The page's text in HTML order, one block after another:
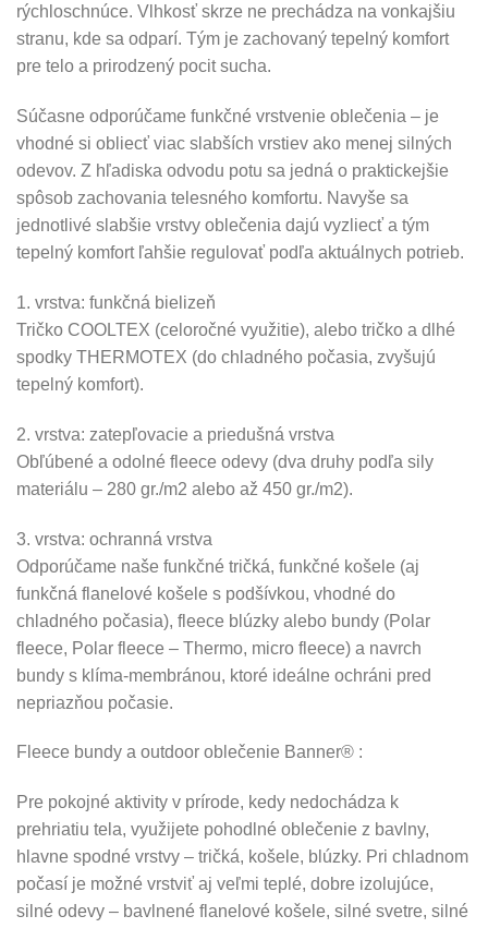
rýchloschnúce. Vlhkosť skrze ne prechádza na vonkajšiu
stranu, kde sa odparí. Tým je zachovaný tepelný komfort
pre telo a prirodzený pocit sucha.
Súčasne odporúčame funkčné vrstvenie oblečenia – je
vhodné si obliecť viac slabších vrstiev ako menej silných
odevov. Z hľadiska odvodu potu sa jedná o praktickejšie
spôsob zachovania telesného komfortu. Navyše sa
jednotlivé slabšie vrstvy oblečenia dajú vyzliecť a tým
tepelný komfort ľahšie regulovať podľa aktuálnych potrieb.
1. vrstva: funkčná bielizeň
Tričko COOLTEX (celoročné využitie), alebo tričko a dlhé
spodky THERMOTEX (do chladného počasia, zvyšujú
tepelný komfort).
2. vrstva: zatepľovacie a priedušná vrstva
Obľúbené a odolné fleece odevy (dva druhy podľa sily
materiálu – 280 gr./m2 alebo až 450 gr./m2).
3. vrstva: ochranná vrstva
Odporúčame naše funkčné tričká, funkčné košele (aj
funkčná flanelové košele s podšívkou, vhodné do
chladného počasia), fleece blúzky alebo bundy (Polar
fleece, Polar fleece – Thermo, micro fleece) a navrch
bundy s klíma-membránou, ktoré ideálne ochráni pred
nepriazňou počasie.
Fleece bundy a outdoor oblečenie Banner® :
Pre pokojné aktivity v prírode, kedy nedochádza k
prehriatiu tela, využijete pohodlné oblečenie z bavlny,
hlavne spodné vrstvy – tričká, košele, blúzky. Pri chladnom
počasí je možné vrstviť aj veľmi teplé, dobre izolujúce,
silné odevy – bavlnené flanelové košele, silné svetre, silné